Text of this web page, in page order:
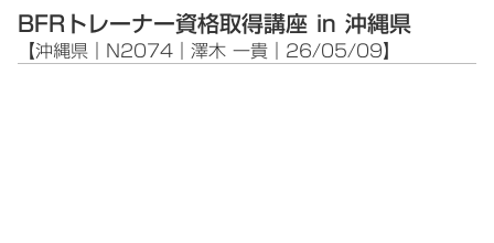
BFRトレーナー資格取得講座 in 沖縄県
【沖縄県｜N2074｜澤木 一貴｜26/05/09】